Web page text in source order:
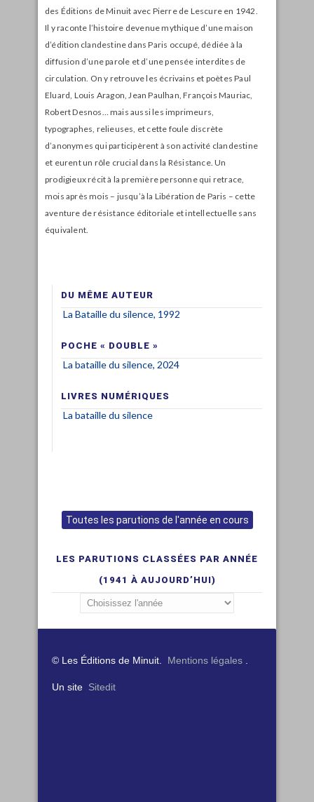
des Éditions de Minuit avec Pierre de Lescure en 1942.
Il y raconte l’histoire devenue mythique d’une maison
d’édition clandestine dans Paris occupé, dédiée à la
diffusion d’une parole et d’une pensée interdites de
circulation. On y retrouve les écrivains et poètes Paul
Eluard, Louis Aragon, Jean Paulhan, François Mauriac,
Robert Desnos… mais aussi les imprimeurs,
typographes, relieuses, et cette foule discrète
d’anonymes qui participèrent à son activité clandestine
et eurent un rôle crucial dans la Résistance. Un
prodigieux récit à la première personne qui retrace,
mois après mois – jusqu’à la Libération de Paris – cette
aventure de résistance éditoriale et intellectuelle sans
équivalent.
DU MÊME AUTEUR
La Bataille du silence, 1992
POCHE « DOUBLE »
La bataille du silence, 2024
LIVRES NUMÉRIQUES
La bataille du silence
Toutes les parutions de l'année en cours
LES PARUTIONS CLASSÉES PAR ANNÉE
(1941 À AUJOURD’HUI)
© Les Éditions de Minuit. Mentions légales
Un site Sitedit